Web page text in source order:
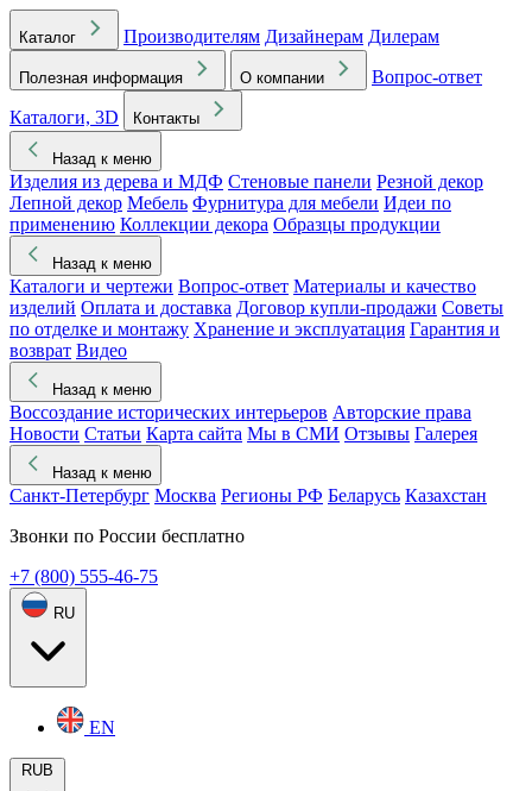
Каталог Производителям Дизайнерам Дилерам
Полезная информация О компании
Вопрос-ответ
Каталоги, 3D
Контакты
Назад к меню
Изделия из дерева и МДФ Стеновые панели Резной декор
Лепной декор Мебель Фурнитура для мебели Идеи по
применению Коллекции декора Образцы продукции
Назад к меню
Каталоги и чертежи Вопрос-ответ Материалы и качество
изделий Оплата и доставка Договор купли-продажи Советы
по отделке и монтажу Хранение и эксплуатация Гарантия и
возврат Видео
Назад к меню
Воссоздание исторических интерьеров Авторские права
Новости Статьи Карта сайта Мы в СМИ Отзывы Галерея
Назад к меню
Санкт-Петербург Москва Регионы РФ Беларусь Казахстан
Звонки по России бесплатно
+7 (800) 555-46-75
RU
EN
RUB